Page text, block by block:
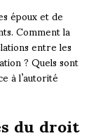
époux et de
Comment la
entre les
? Quels sont
à l’autorité
du droit